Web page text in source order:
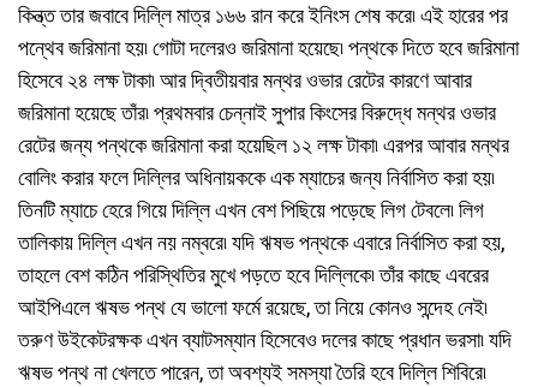
কিন্ত্ত তার জবাবে দিল্লি মাত্র ১৬৬ রান করে ইনিংস শেষ করে৷ এই হারের পর
পন্থেব জরিমানা হয়৷ গোটা দলেরও জরিমানা হয়েছে৷ পন্থকে দিতে হবে জরিমানা
হিসেবে ২৪ লক্ষ টাকা৷ আর দ্বিতীয়বার মন্থর ওভার রেটের কারণে আবার
জরিমানা হয়েছে তাঁর৷ প্রথমবার চেন্নাই সুপার কিংসের বিরুদ্ধে মন্থর ওভার
রেটের জন্য পন্থকে জরিমানা করা হয়েছিল ১২ লক্ষ টাকা৷ এরপর আবার মন্থর
বোলিং করার ফলে দিল্লির অধিনায়ককে এক ম্যাচের জন্য নির্বাসিত করা হয়৷
তিনটি ম্যাচে হেরে গিয়ে দিল্লি এখন বেশ পিছিয়ে পড়েছে লিগ টেবলে৷ লিগ
তালিকায় দিল্লি এখন নয় নম্বরে৷ যদি ঋষভ পন্থকে এবারে নির্বাসিত করা হয়,
তাহলে বেশ কঠিন পরিস্থিতির মুখে পড়তে হবে দিল্লিকে৷ তাঁর কাছে এবরের
আইপিএলে ঋষভ পন্থ যে ভালো ফর্মে রয়েছে, তা নিয়ে কোনও সন্দেহ নেই৷
তরুণ উইকেটরক্ষক এখন ব্যাটসম্যান হিসেবেও দলের কাছে প্রধান ভরসা৷ যদি
ঋষভ পন্থ না খেলতে পারেন, তা অবশ্যই সমস্যা তৈরি হবে দিল্লি শিবিরে৷